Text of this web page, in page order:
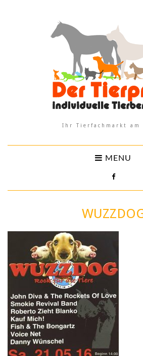
Ihr Tierfachmarkt am
MENU